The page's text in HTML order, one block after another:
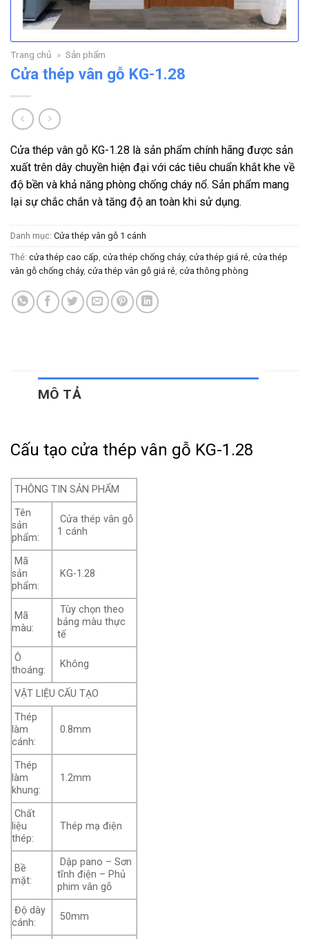
Trang chủ » Sản phẩm
Cửa thép vân gỗ KG-1.28
Cửa thép vân gỗ KG-1.28 là sản phẩm chính hãng được sản
xuất trên dây chuyền hiện đại với các tiêu chuẩn khắt khe về
độ bền và khả năng phòng chống cháy nổ. Sản phẩm mang
lại sự chắc chắn và tăng độ an toàn khi sử dụng.
Danh mục: Cửa thép vân gỗ 1 cánh
Thẻ: cửa thép cao cấp cửa thép chống cháy, cửa thép giá rẻ cửa thép
vân gỗ chống cháy, cửa thép vân gỗ giá rẻ cửa thông phòng
MÔ TẢ
Cấu tạo cửa thép vân gỗ KG-1.28
THÔNG TIN SẢN PHẨM
Tên
sản
phẩm:
Cửa thép vân gỗ
1 cánh
Mã
sản
phẩm:
KG-1.28
Mã
màu:
Tùy chọn theo
bảng màu thực
tế
Ô
thoáng:
Không
VẬT LIỆU CẤU TẠO
Thép
làm
cánh:
0.8mm
Thép
làm
khung:
1.2mm
Chất
liệu
thép:
Thép mạ điện
Bề
mặt:
Dập pano – Sơn
tĩnh điện – Phủ
phim vân gỗ
Độ dày
cánh:
50mm